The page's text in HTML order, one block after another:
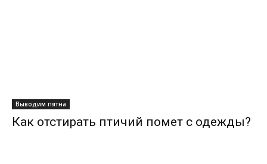
Выводим пятна
Как отстирать птичий помет с одежды?